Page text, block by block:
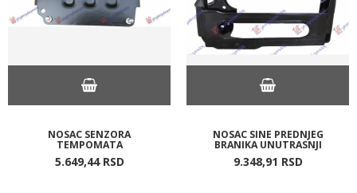
NOSAC SENZORA
TEMPOMATA
5.649,44 RSD
NOSAC SINE PREDNJEG
BRANIKA UNUTRASNJI
9.348,91 RSD